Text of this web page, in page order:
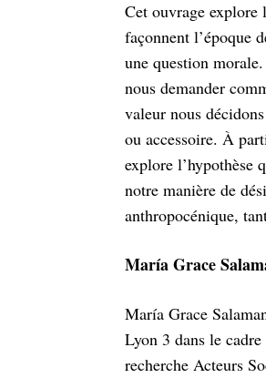
Cet ouvrage explore
façonnent l’époque
une question
nous demander
valeur nous
ou accessoire. À
explore l’hypothèse
notre manière de
anthropocénique,
María Grace
María Grace
Lyon 3 dans le
recherche Acteurs